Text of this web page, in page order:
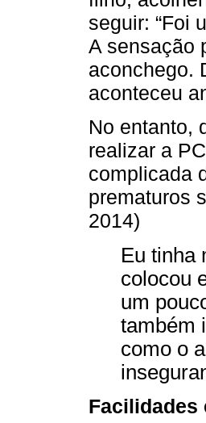
seguir: “Foi
A sensação
aconchego.
aconteceu
No entanto,
realizar a
complicada
prematuros
2014)
Eu tinha
colocou
um
também
como o
Facilidades